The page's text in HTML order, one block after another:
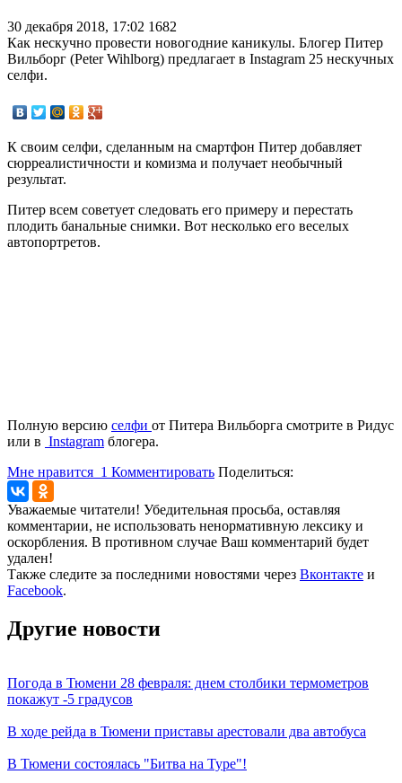
30 декабря 2018, 17:02 1682
Как нескучно провести новогодние каникулы. Блогер Питер
Вильборг (Peter Wihlborg) предлагает в Instagram 25 нескучных
селфи.
К своим селфи, сделанным на смартфон Питер добавляет
сюрреалистичности и комизма и получает необычный
результат.
Питер всем советует следовать его примеру и перестать
плодить банальные снимки. Вот несколько его веселых
автопортретов.
Полную версию селфи от Питера Вильборга смотрите в Ридус
или в Instagram блогера.
Мне нравится 1 Комментировать Поделиться:
Уважаемые читатели! Убедительная просьба, оставляя
комментарии, не использовать ненормативную лексику и
оскорбления. В противном случае Ваш комментарий будет
удален!
Также следите за последними новостями через Вконтакте и
Facebook.
Другие новости
Погода в Тюмени 28 февраля: днем столбики термометров
покажут -5 градусов
В ходе рейда в Тюмени приставы арестовали два автобуса
В Тюмени состоялась "Битва на Туре"!